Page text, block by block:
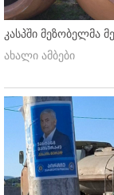
კასპში მეზობელმა
ახალი ამბები